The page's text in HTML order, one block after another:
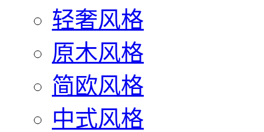
轻奢风格
原木风格
简欧风格
中式风格